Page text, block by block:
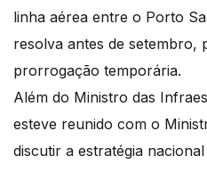
linha aérea entre o Porto
resolva antes de setembro,
prorrogação temporária.
Além do Ministro das
esteve reunido com o
discutir a estratégia